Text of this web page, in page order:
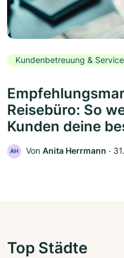
Kundenbetreuung & Service
Reisebüro: So
Kunden deine
AH Von Anita Herrmann ‧
Top Städte